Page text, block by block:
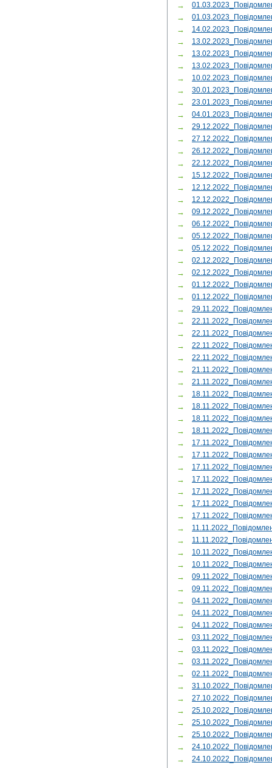
→
→
→
→
→
→
→
→
→
→
→
→
→
→
→
→
→
→
→
→
→
→
→
→
→
→
→
→
→
→
→
→
→
→
→
→
→
→
→
→
→
→
→
→
→
→
→
→
→
→
→
→
→
→
→
→
→
→
→
→
→
→
→